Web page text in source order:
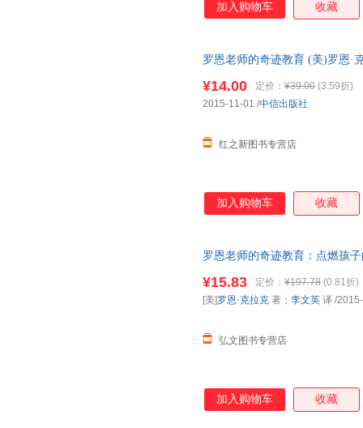
加入购物车 收藏
罗恩老师的奇迹教育 (美)罗恩·
¥14.00 定价： ¥39.00 (3.59折)
红之新图书专营店
2015-11-01 /中信出版社
加入购物车 收藏
罗恩老师的奇迹教育：点燃孩
¥15.83 定价： ¥197.78 (0.81折)
弘文图书专营店
[美]罗恩·克拉克 著； 李文英 译 /
加入购物车 收藏